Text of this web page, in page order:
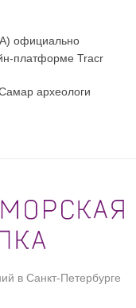
официально
платформе Tracr
археологи
в Санкт-Петербурге